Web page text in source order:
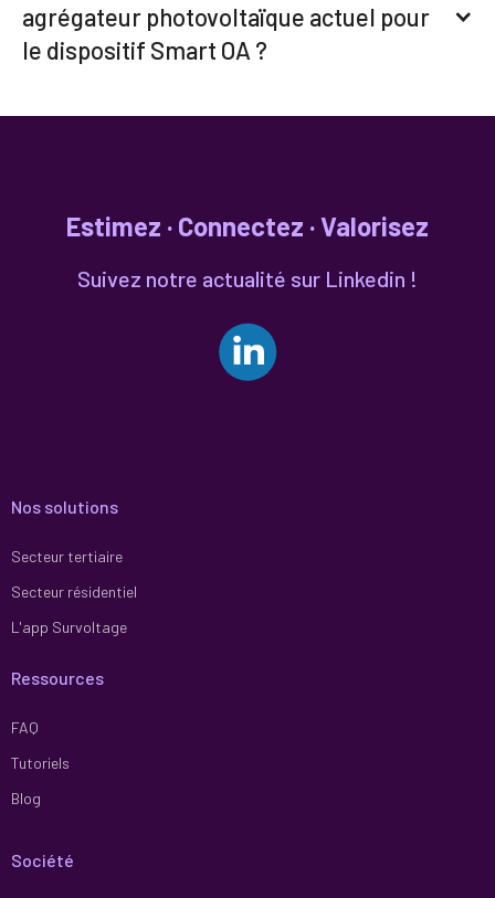
agrégateur photovoltaïque actuel pour
le dispositif Smart OA ?
Estimez · Connectez · Valorisez
Suivez notre actualité sur Linkedin !
Nos solutions
Secteur tertiaire
Secteur résidentiel
L'app Survoltage
Ressources
FAQ
Tutoriels
Blog
Société